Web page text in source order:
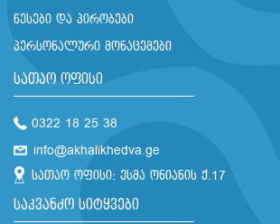
წესები და პირობები
პერსონალური მონაცემები
სათაო ოფისი
0322 18 25 38
info@akhalikhedva.ge
სათაო ოფისი: ესმა ონიანის ქ.17
საკვანძო სიტყვები